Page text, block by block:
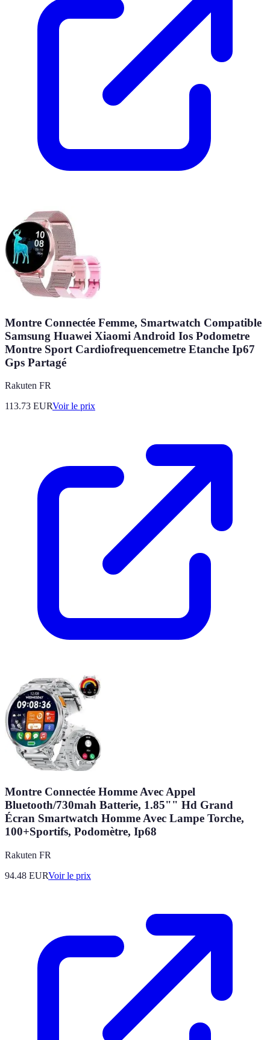
Montre Connectée Femme, Smartwatch Compatible
Samsung Huawei Xiaomi Android Ios Podometre
Montre Sport Cardiofrequencemetre Etanche Ip67
Gps Partagé
Rakuten FR
113.73 EURVoir le prix
Montre Connectée Homme Avec Appel
Bluetooth/730mah Batterie, 1.85"" Hd Grand
Écran Smartwatch Homme Avec Lampe Torche,
100+Sportifs, Podomètre, Ip68
Rakuten FR
94.48 EURVoir le prix